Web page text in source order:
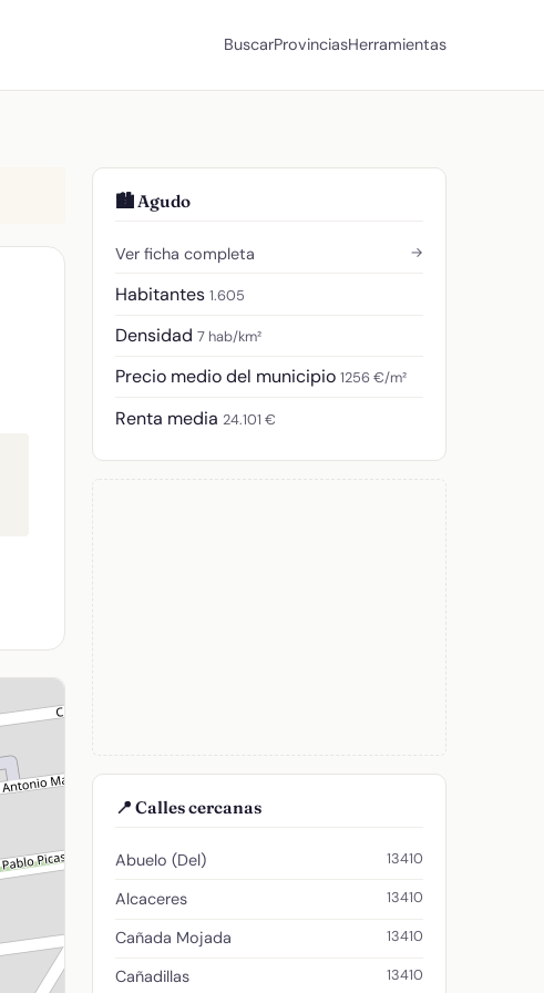
BuscarProvinciasHerramientas
🏙️ Agudo
Ver ficha completa →
Habitantes 1.605
Densidad 7 hab/km²
Precio medio del municipio 1256 €/m²
Renta media 24.101 €
📍 Calles cercanas
Abuelo (Del) 13410
Alcaceres 13410
Cañada Mojada 13410
Cañadillas 13410